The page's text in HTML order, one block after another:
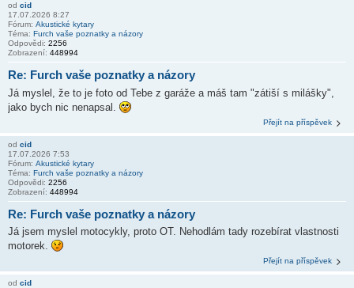
od cid
17.07.2026 8:27
Fórum: Akustické kytary
Téma: Furch vaše poznatky a názory
Odpovědi: 2256
Zobrazení: 448994
Re: Furch vaše poznatky a názory
Já myslel, že to je foto od Tebe z garáže a máš tam "zátiší s milášky",
jako bych nic nenapsal.
Přejít na příspěvek
od cid
17.07.2026 7:53
Fórum: Akustické kytary
Téma: Furch vaše poznatky a názory
Odpovědi: 2256
Zobrazení: 448994
Re: Furch vaše poznatky a názory
Já jsem myslel motocykly, proto OT. Nehodlám tady rozebírat vlastnosti
motorek.
Přejít na příspěvek
od cid